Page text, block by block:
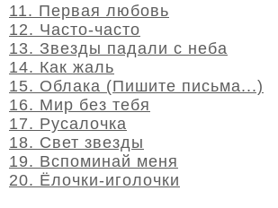
11. Первая любовь
12. Часто-часто
13. Звезды падали с неба
14. Как жаль
15. Облака (Пишите письма...)
16. Мир без тебя
17. Русалочка
18. Свет звезды
19. Вспоминай меня
20. Ёлочки-иголочки